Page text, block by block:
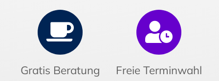
Gratis Beratung Freie Terminwahl